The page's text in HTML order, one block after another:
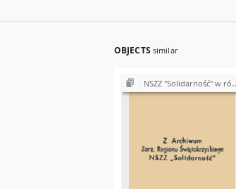
OBJECTS similar
NSZZ "Solidarność" w różnych zakładach pracy objętych działalnością Zarządu Regionu Świętokrzyskiego